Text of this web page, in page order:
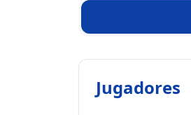
Jugadores